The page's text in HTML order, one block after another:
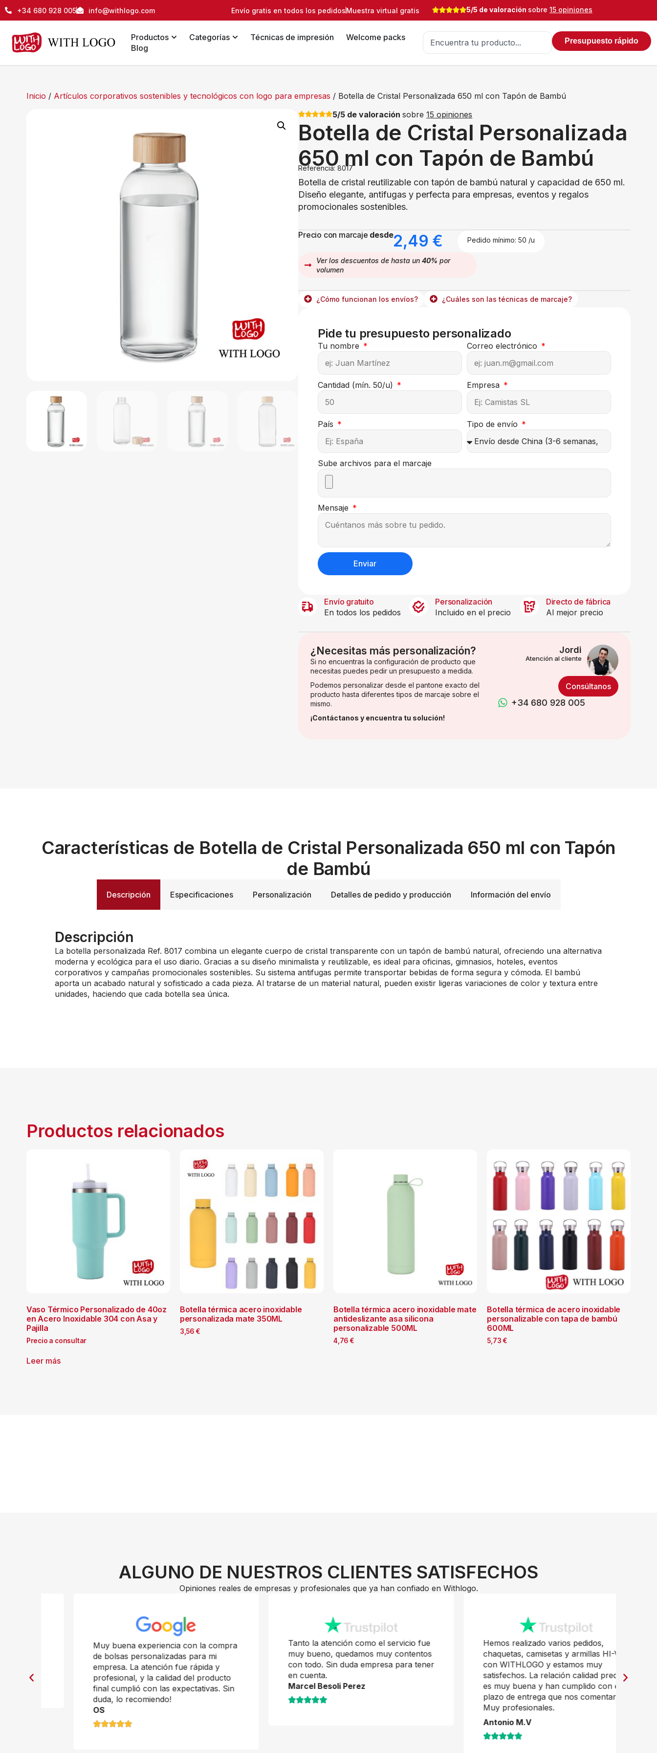
+34 680 928 005 info@withlogo.com Envío gratis en todos los pedidosMuestra virtual gratis 5/5 de valoración sobre 15 opiniones
Productos Categorías Técnicas de impresión
Welcome packs
Blog
Presupuesto rápido
Inicio / Artículos corporativos sostenibles y tecnológicos con logo para empresas / Botella de Cristal Personalizada 650 ml con Tapón de Bambú
5/5 de valoraciónsobre15 opiniones
Botella de Cristal Personalizada
650 ml con Tapón de Bambú
Referencia: 8017
Botella de cristal reutilizable con tapón de bambú natural y capacidad de 650 ml.
Diseño elegante, antifugas y perfecta para empresas, eventos y regalos
promocionales sostenibles.
Precio con marcaje desde2,49 € Pedido mínimo: 50 /u
Ver los descuentos de hasta un40% por
volumen
¿Cómo funcionan los envíos? ¿Cuáles son las técnicas de marcaje?
Pide tu presupuesto personalizado
Tu nombre Correo electrónico
Cantidad (mín. 50/u) Empresa
País Tipo de envío
Sube archivos para el marcaje
Mensaje
Enviar
Envío gratuito
En todos los pedidos
Personalización
Incluido en el precio
Directo de fábrica
Al mejor precio
¿Necesitas más personalización?
Si no encuentras la configuración de producto que
necesitas puedes pedir un presupuesto a medida.
Podemos personalizar desde el pantone exacto del
producto hasta diferentes tipos de marcaje sobre el
mismo.
¡Contáctanos y encuentra tu solución!
Jordi
Atención al cliente
Consúltanos
+34 680 928 005
Características de Botella de Cristal Personalizada 650 ml con Tapón
de Bambú
Descripción Especificaciones Personalización Detalles de pedido y producción Información del envío
Descripción
La botella personalizada Ref. 8017 combina un elegante cuerpo de cristal transparente con un tapón de bambú natural, ofreciendo una alternativa
moderna y ecológica para el uso diario. Gracias a su diseño minimalista y reutilizable, es ideal para oficinas, gimnasios, hoteles, eventos
corporativos y campañas promocionales sostenibles. Su sistema antifugas permite transportar bebidas de forma segura y cómoda. El bambú
aporta un acabado natural y sofisticado a cada pieza. Al tratarse de un material natural, pueden existir ligeras variaciones de color y textura entre
unidades, haciendo que cada botella sea única.
Productos relacionados
Vaso Térmico Personalizado de 40oz
en Acero Inoxidable 304 con Asa y
Pajilla
Precio a consultar
Leer más
Botella térmica acero inoxidable
personalizada mate 350ML
3,56 €
Botella térmica acero inoxidable mate
antideslizante asa silicona
personalizable 500ML
4,76 €
Botella térmica de acero inoxidable
personalizable con tapa de bambú
600ML
5,73 €
ALGUNO DE NUESTROS CLIENTES SATISFECHOS
Opiniones reales de empresas y profesionales que ya han confiado en Withlogo.
Muy buena experiencia con la compra
de bolsas personalizadas para mi
empresa. La atención fue rápida y
profesional, y la calidad del producto
final cumplió con las expectativas. Sin
duda, lo recomiendo!
Tanto la atención como el servicio fue
muy bueno, quedamos muy contentos
con todo. Sin duda empresa para tener
en cuenta.
Marcel Besoli Perez
Hemos realizado varios pedidos,
chaquetas, camisetas y armillas HI-VI,
con WITHLOGO y estamos muy
satisfechos. La relación calidad precio
es muy buena y han cumplido con el
plazo de entrega que nos comentaron.
Muy profesionales.
Antonio M.V